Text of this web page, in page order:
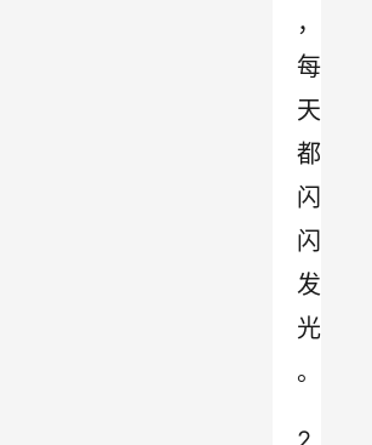
，
每
天
都
闪
闪
发
光
。